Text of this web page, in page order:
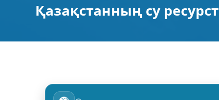
Қазақстанның су